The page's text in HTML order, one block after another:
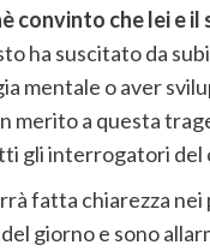
convinto che lei e
ha suscitato da
mentale o aver
merito a questa
gli interrogatori del
fatta chiarezza nei
del giorno e sono